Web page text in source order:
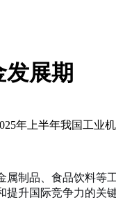
展期
年上半年我国工业
制品、食品饮料
升国际竞争力的关键